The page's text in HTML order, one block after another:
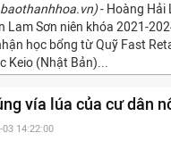
- Hoàng Hải
Lam Sơn niên khóa 2021-
học bổng từ Quỹ Fast
Keio (Nhật Bản)...
vía lúa của cư dân
03 14:22:00